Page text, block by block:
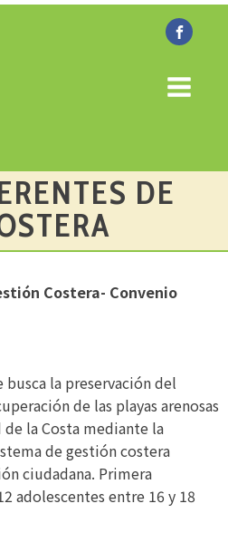
DE
Costera- Convenio
la preservación del
de las playas arenosas
de la Costa mediante la
de gestión costera
ciudadana. Primera
adolescentes entre 16 y 18